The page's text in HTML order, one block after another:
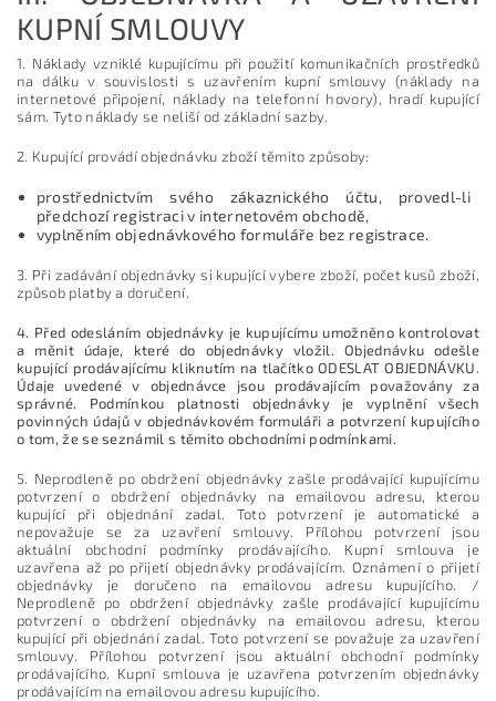
KUPNÍ SMLOUVY
1. Náklady vzniklé kupujícímu při použití komunikačních prostředků
na dálku v souvislosti s uzavřením kupní smlouvy (náklady na
internetové připojení, náklady na telefonní hovory), hradí kupující
sám. Tyto náklady se neliší od základní sazby.
2. Kupující provádí objednávku zboží těmito způsoby:
prostřednictvím svého zákaznického účtu, provedl-li
předchozí registraci v internetovém obchodě,
vyplněním objednávkového formuláře bez registrace.
3. Při zadávání objednávky si kupující vybere zboží, počet kusů zboží,
způsob platby a doručení.
4. Před odesláním objednávky je kupujícímu umožněno kontrolovat
a měnit údaje, které do objednávky vložil. Objednávku odešle
kupující prodávajícímu kliknutím na tlačítko ODESLAT OBJEDNÁVKU.
Údaje uvedené v objednávce jsou prodávajícím považovány za
správné. Podmínkou platnosti objednávky je vyplnění všech
povinných údajů v objednávkovém formuláři a potvrzení kupujícího
o tom, že se seznámil s těmito obchodními podmínkami.
5. Neprodleně po obdržení objednávky zašle prodávající kupujícímu
potvrzení o obdržení objednávky na emailovou adresu, kterou
kupující při objednání zadal. Toto potvrzení je automatické a
nepovažuje se za uzavření smlouvy. Přílohou potvrzení jsou
aktuální obchodní podmínky prodávajícího. Kupní smlouva je
uzavřena až po přijetí objednávky prodávajícím. Oznámení o přijetí
objednávky je doručeno na emailovou adresu kupujícího. /
Neprodleně po obdržení objednávky zašle prodávající kupujícímu
potvrzení o obdržení objednávky na emailovou adresu, kterou
kupující při objednání zadal. Toto potvrzení se považuje za uzavření
smlouvy. Přílohou potvrzení jsou aktuální obchodní podmínky
prodávajícího. Kupní smlouva je uzavřena potvrzením objednávky
prodávajícím na emailovou adresu kupujícího.